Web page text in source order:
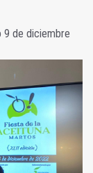
9 de diciembre